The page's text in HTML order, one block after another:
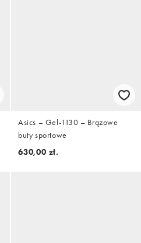
Asics – Gel-1130 – Brązowe
buty sportowe
630,00 zł.